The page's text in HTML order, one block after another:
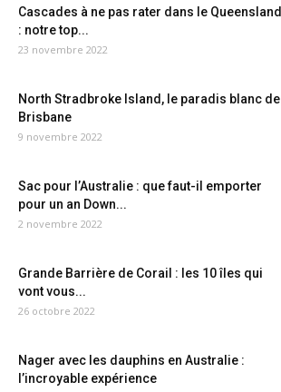
Cascades à ne pas rater dans le Queensland
: notre top...
23 novembre 2022
North Stradbroke Island, le paradis blanc de
Brisbane
9 novembre 2022
Sac pour l’Australie : que faut-il emporter
pour un an Down...
2 novembre 2022
Grande Barrière de Corail : les 10 îles qui
vont vous...
26 octobre 2022
Nager avec les dauphins en Australie :
l’incroyable expérience